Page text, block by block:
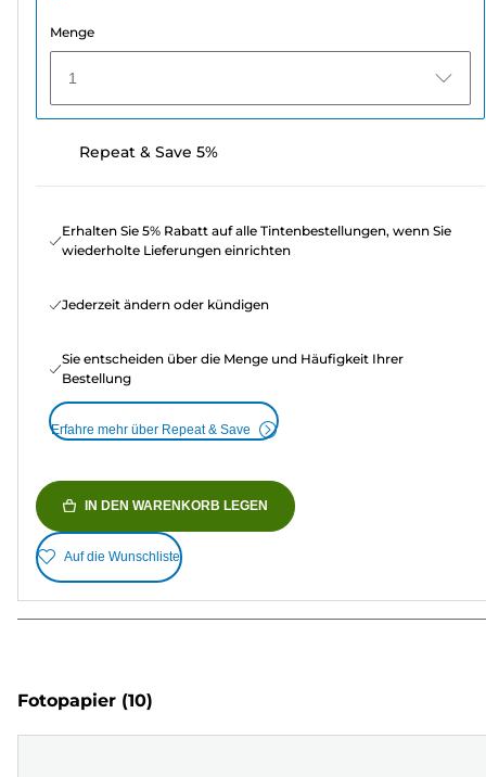
Menge
1
Repeat & Save 5%
Erhalten Sie 5% Rabatt auf alle Tintenbestellungen, wenn Sie
wiederholte Lieferungen einrichten
Jederzeit ändern oder kündigen
Sie entscheiden über die Menge und Häufigkeit Ihrer
Bestellung
Erfahre mehr über Repeat & Save
IN DEN WARENKORB LEGEN
Auf die Wunschliste
Fotopapier (10)